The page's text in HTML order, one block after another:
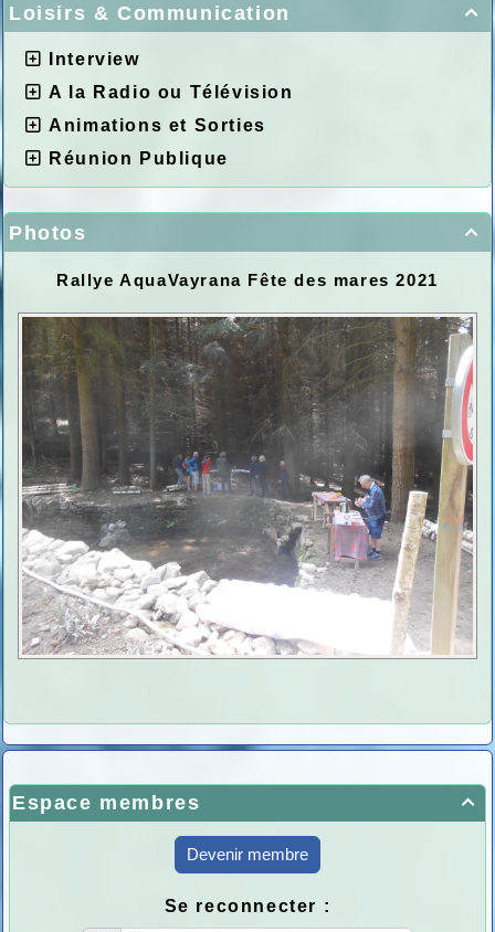

Loisirs & Communication
Interview
A la Radio ou Télévision
Animations et Sorties
Réunion Publique

Photos
Rallye AquaVayrana Fête des mares 2021

Espace membres
Devenir membre
Se reconnecter :